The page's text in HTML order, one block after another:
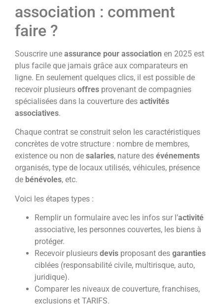
association : comment
faire ?
Souscrire une assurance pour association en 2025 est
plus facile que jamais grâce aux comparateurs en
ligne. En seulement quelques clics, il est possible de
recevoir plusieurs offres provenant de compagnies
spécialisées dans la couverture des activités
associatives.
Chaque contrat se construit selon les caractéristiques
concrètes de votre structure : nombre de membres,
existence ou non de salaries, nature des événements
organisés, type de locaux utilisés, véhicules, présence
de bénévoles, etc.
Voici les étapes types :
Remplir un formulaire avec les infos sur l’activité
associative, les personnes couvertes, les biens à
protéger.
Recevoir plusieurs devis proposant des garanties
ciblées (responsabilité civile, multirisque, auto,
juridique).
Comparer les niveaux de couverture, franchises,
exclusions et TARIFS.